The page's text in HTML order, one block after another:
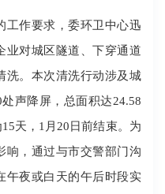
工作要求，委环卫中心迅
业对城区隧道、下穿通道
洗。本次清洗行动涉及城
声降屏，总面积达24.58
天，1月20日前结束。为
响，通过与市交警部门沟
午夜或白天的午后时段实